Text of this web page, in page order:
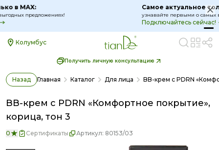
Самое актуальное только в MAX:
узнавайте первыми о самых выгодных предложениях!
Колумбус
Получить личную консультацию
Назад Главная Каталог Для лица BB-крем c PDRN
BB-крем c PDRN «Комфортное покрытие»,
корица, тон 3
0 Сертификаты Артикул: 80153/03